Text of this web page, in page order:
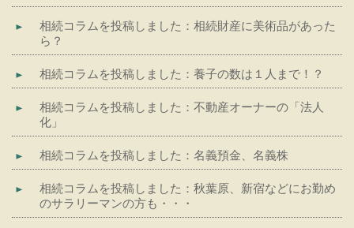
相続コラムを投稿しました：相続財産に美術品があった
ら？
相続コラムを投稿しました：養子の数は１人まで！？
相続コラムを投稿しました：不動産オーナーの「法人
化」
相続コラムを投稿しました：名義預金、名義株
相続コラムを投稿しました：秋葉原、新宿などにお勤め
のサラリーマンの方も・・・